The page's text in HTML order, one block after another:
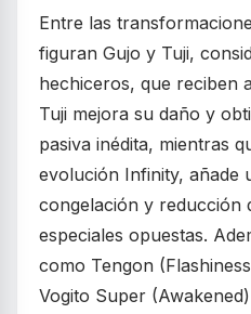
Entre las
figuran Gujo y Tuji,
hechiceros, que reciben
Tuji mejora su daño y
pasiva inédita, mientras
evolución Infinity, añade
congelación y reducción
especiales opuestas.
como Tengon
Vogito Super